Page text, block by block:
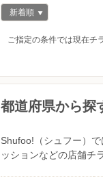
新着順
ご指定の条件では現在チ
都道府県から探
Shufoo!（シュフー）
ッションなどの店舗チ